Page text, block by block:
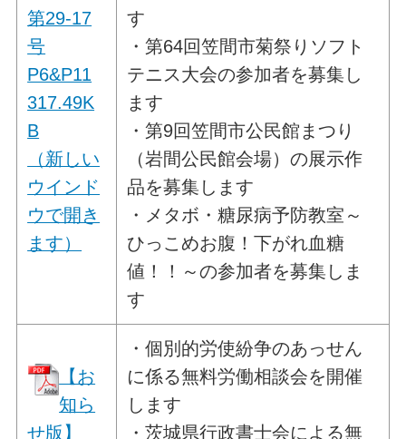
第29-17
号
P6&P11
317.49K
B
（新しい
ウインド
ウで開き
ます）
す
・第64回笠間市菊祭りソフト
テニス大会の参加者を募集し
ます
・第9回笠間市公民館まつり
（岩間公民館会場）の展示作
品を募集します
・メタボ・糖尿病予防教室～
ひっこめお腹！下がれ血糖
値！！～の参加者を募集しま
す
【お
知ら
せ版】
・個別的労使紛争のあっせん
に係る無料労働相談会を開催
します
・茨城県行政書士会による無